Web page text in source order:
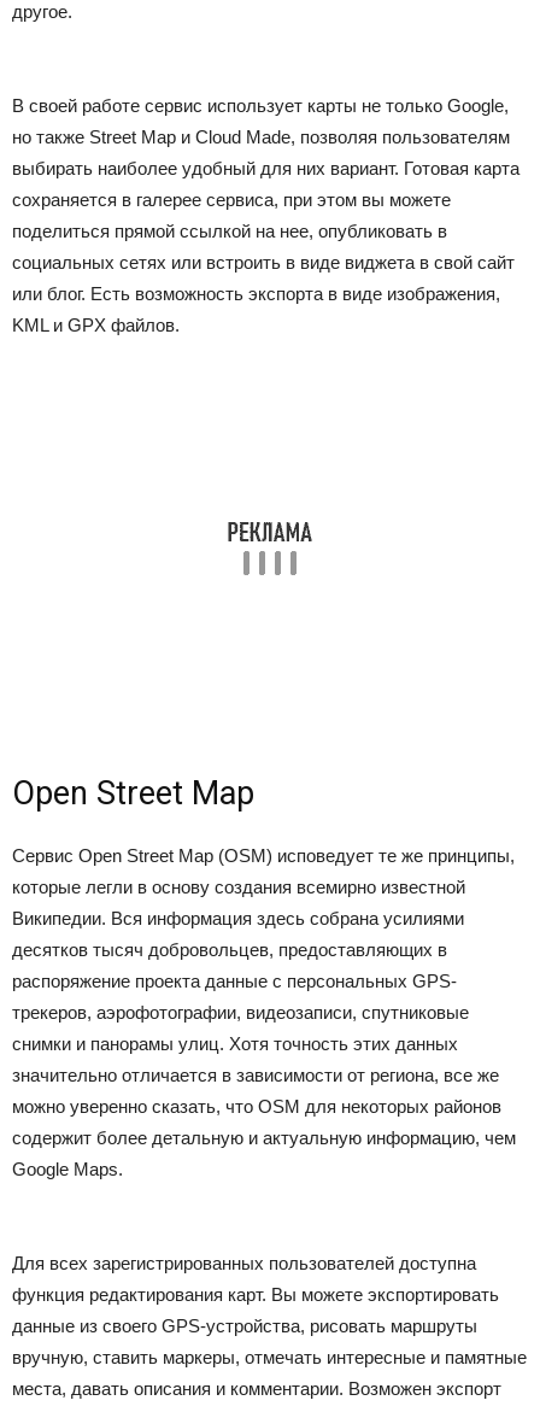
другое.
В своей работе сервис использует карты не только Google,
но также Street Map и Cloud Made, позволяя пользователям
выбирать наиболее удобный для них вариант. Готовая карта
сохраняется в галерее сервиса, при этом вы можете
поделиться прямой ссылкой на нее, опубликовать в
социальных сетях или встроить в виде виджета в свой сайт
или блог. Есть возможность экспорта в виде изображения,
KML и GPX файлов.
Open Street Map
Сервис Open Street Map (OSM) исповедует те же принципы,
которые легли в основу создания всемирно известной
Википедии. Вся информация здесь собрана усилиями
десятков тысяч добровольцев, предоставляющих в
распоряжение проекта данные с персональных GPS-
трекеров, аэрофотографии, видеозаписи, спутниковые
снимки и панорамы улиц. Хотя точность этих данных
значительно отличается в зависимости от региона, все же
можно уверенно сказать, что OSM для некоторых районов
содержит более детальную и актуальную информацию, чем
Google Maps.
Для всех зарегистрированных пользователей доступна
функция редактирования карт. Вы можете экспортировать
данные из своего GPS-устройства, рисовать маршруты
вручную, ставить маркеры, отмечать интересные и памятные
места, давать описания и комментарии. Возможен экспорт